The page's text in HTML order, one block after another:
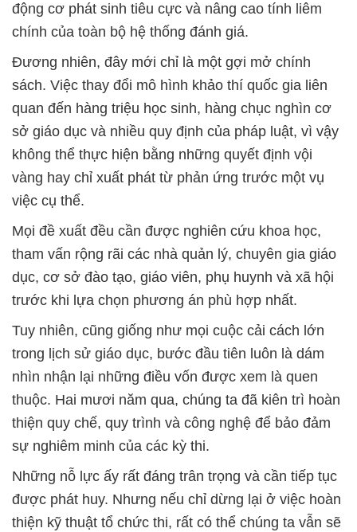
động cơ phát sinh tiêu cực và nâng cao tính liêm
chính của toàn bộ hệ thống đánh giá.
Đương nhiên, đây mới chỉ là một gợi mở chính
sách. Việc thay đổi mô hình khảo thí quốc gia liên
quan đến hàng triệu học sinh, hàng chục nghìn cơ
sở giáo dục và nhiều quy định của pháp luật, vì vậy
không thể thực hiện bằng những quyết định vội
vàng hay chỉ xuất phát từ phản ứng trước một vụ
việc cụ thể.
Mọi đề xuất đều cần được nghiên cứu khoa học,
tham vấn rộng rãi các nhà quản lý, chuyên gia giáo
dục, cơ sở đào tạo, giáo viên, phụ huynh và xã hội
trước khi lựa chọn phương án phù hợp nhất.
Tuy nhiên, cũng giống như mọi cuộc cải cách lớn
trong lịch sử giáo dục, bước đầu tiên luôn là dám
nhìn nhận lại những điều vốn được xem là quen
thuộc. Hai mươi năm qua, chúng ta đã kiên trì hoàn
thiện quy chế, quy trình và công nghệ để bảo đảm
sự nghiêm minh của các kỳ thi.
Những nỗ lực ấy rất đáng trân trọng và cần tiếp tục
được phát huy. Nhưng nếu chỉ dừng lại ở việc hoàn
thiện kỹ thuật tổ chức thi, rất có thể chúng ta vẫn sẽ